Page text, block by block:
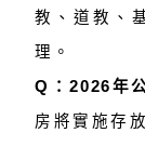
教、道教、
理。
Q：2026年
房將實施存